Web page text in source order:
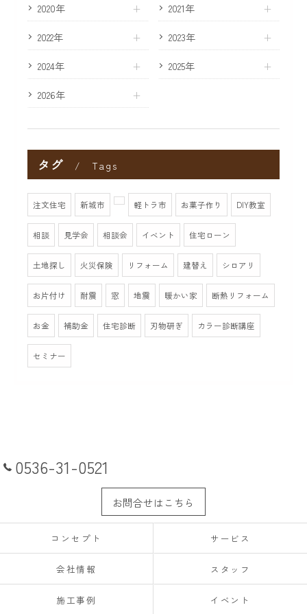
2020年 2021年
2022年 2023年
2024年 2025年
2026年
タグ Tags
注文住宅 新城市 軽トラ市 お菓子作り DIY教室
相談 見学会 相談会 イベント 住宅ローン
土地探し 火災保険 リフォーム 建替え シロアリ
お片付け 耐震 窓 地震 暖かい家 断熱リフォーム
お金 補助金 住宅診断 刃物研ぎ カラー診断講座
セミナー
0536-31-0521
お問合せはこちら
コンセプト サービス
会社情報 スタッフ
施工事例 イベント